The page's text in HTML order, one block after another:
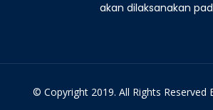
akan dilaksanakan
© Copyright 2019. All Rights Reserved